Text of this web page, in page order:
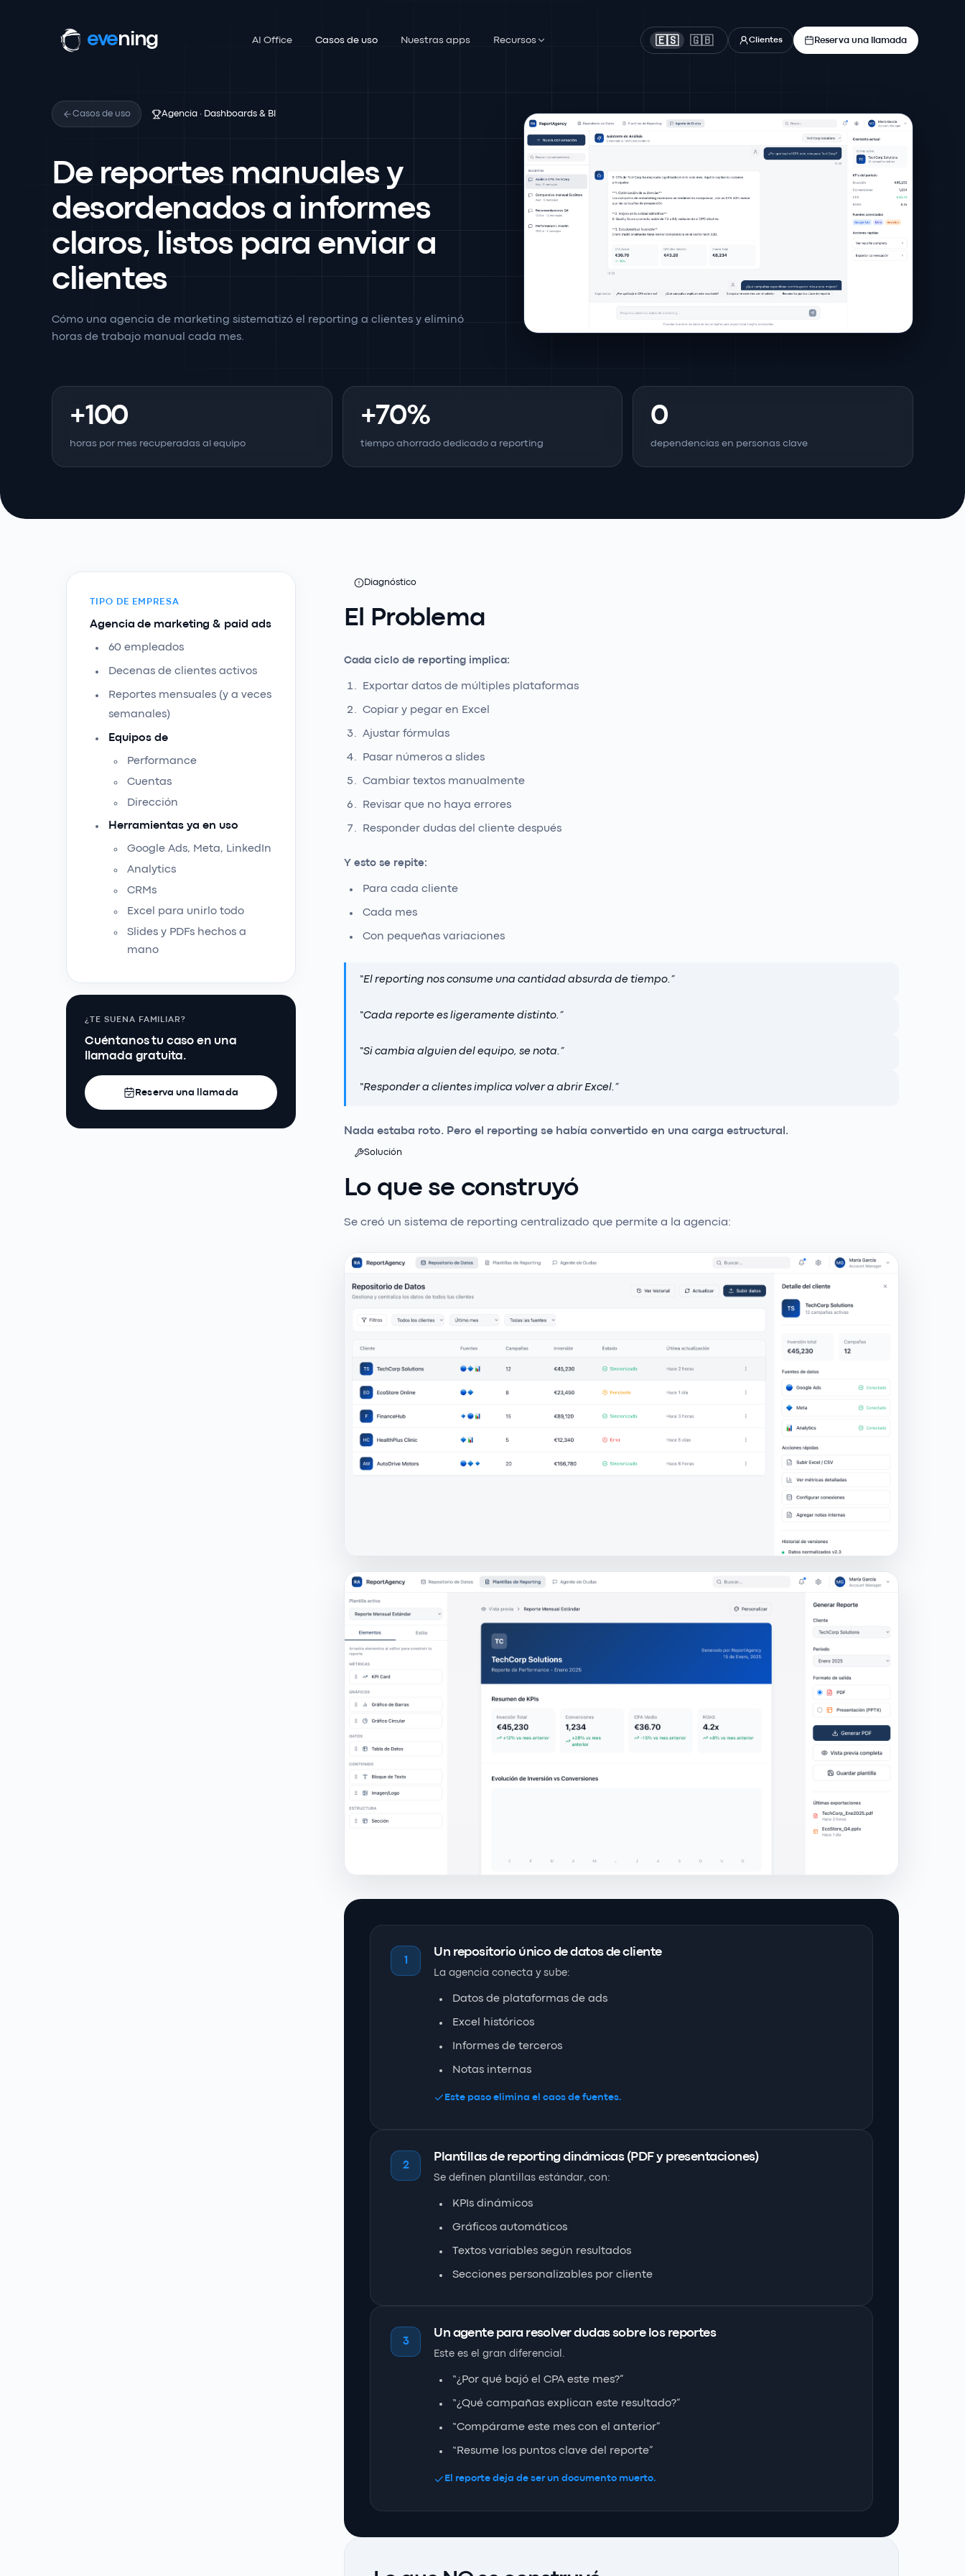
evening AI Office Casos de uso Nuestras apps Recursos 🇪🇸 🇬🇧 Clientes Reserva una llamada
Casos de uso Agencia · Dashboards & BI
De reportes manuales y
desordenados a informes
claros, listos para enviar a
clientes
Cómo una agencia de marketing sistematizó el reporting a clientes y eliminó
horas de trabajo manual cada mes.
+100
horas por mes recuperadas al equipo
+70%
tiempo ahorrado dedicado a reporting
0
dependencias en personas clave
TIPO DE EMPRESA
Agencia de marketing & paid ads
60 empleados
Decenas de clientes activos
Reportes mensuales (y a veces
semanales)
Equipos de
Performance
Cuentas
Dirección
Herramientas ya en uso
Google Ads, Meta, LinkedIn
Analytics
CRMs
Excel para unirlo todo
Slides y PDFs hechos a
mano
¿TE SUENA FAMILIAR?
Cuéntanos tu caso en una
llamada gratuita.
Reserva una llamada
Diagnóstico
El Problema
Cada ciclo de reporting implica:
Exportar datos de múltiples plataformas
Copiar y pegar en Excel
Ajustar fórmulas
Pasar números a slides
Cambiar textos manualmente
Revisar que no haya errores
Responder dudas del cliente después
Y esto se repite:
Para cada cliente
Cada mes
Con pequeñas variaciones
“El reporting nos consume una cantidad absurda de tiempo. ”
“Cada reporte es ligeramente distinto. ”
“Si cambia alguien del equipo, se nota. ”
“Responder a clientes implica volver a abrir Excel. ”
Nada estaba roto. Pero el reporting se había convertido en una carga estructural.
Solución
Lo que se construyó
Se creó un sistema de reporting centralizado que permite a la agencia:
1
Un repositorio único de datos de cliente
La agencia conecta y sube:
Datos de plataformas de ads
Excel históricos
Informes de terceros
Notas internas
Este paso elimina el caos de fuentes.
2
Plantillas de reporting dinámicas (PDF y presentaciones)
Se definen plantillas estándar, con:
KPIs dinámicos
Gráficos automáticos
Textos variables según resultados
Secciones personalizables por cliente
3
Un agente para resolver dudas sobre los reportes
Este es el gran diferencial.
“¿Por qué bajó el CPA este mes?”
“¿Qué campañas explican este resultado?”
“Compárame este mes con el anterior”
“Resume los puntos clave del reporte”
El reporte deja de ser un documento muerto.